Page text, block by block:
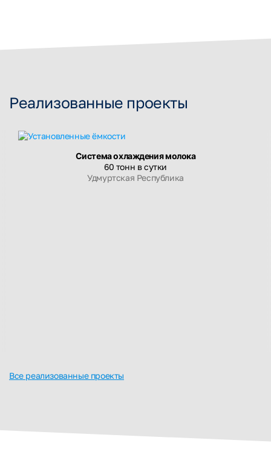
Реализованные проекты
Система охлаждения молока
60 тонн в сутки
Удмуртская Республика
Все реализованные проекты